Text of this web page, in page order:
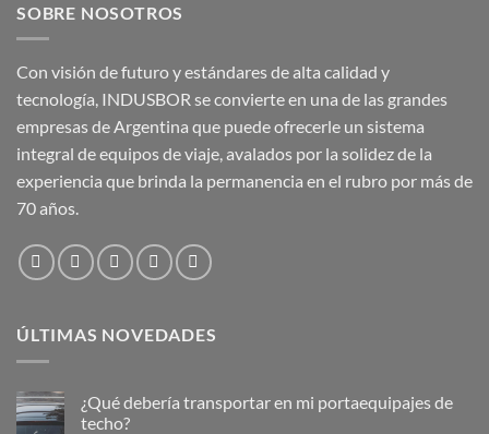
SOBRE NOSOTROS
Con visión de futuro y estándares de alta calidad y
tecnología, INDUSBOR se convierte en una de las grandes
empresas de Argentina que puede ofrecerle un sistema
integral de equipos de viaje, avalados por la solidez de la
experiencia que brinda la permanencia en el rubro por más de
70 años.
ÚLTIMAS NOVEDADES
¿Qué debería transportar en mi portaequipajes de
techo?